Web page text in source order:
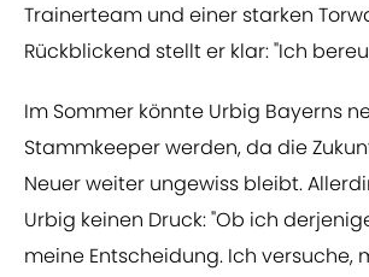
Trainerteam und einer starken
Rückblickend stellt er klar: "Ich
Im Sommer könnte Urbig Bayerns
Stammkeeper werden, da die
Neuer weiter ungewiss bleibt.
Urbig keinen Druck: "Ob ich
meine Entscheidung. Ich versuche,